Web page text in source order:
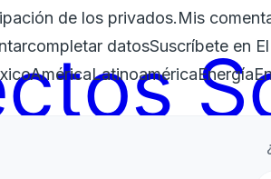
de los privados.Mis
datosSuscríbete en